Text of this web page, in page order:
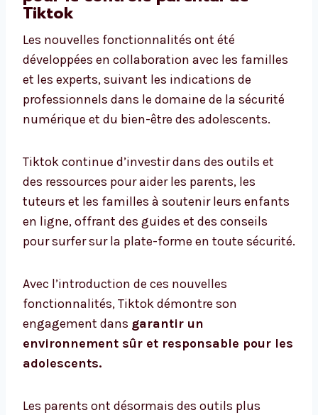
Tiktok
Les nouvelles fonctionnalités ont été
développées en collaboration avec les familles
et les experts, suivant les indications de
professionnels dans le domaine de la sécurité
numérique et du bien-être des adolescents.
Tiktok continue d’investir dans des outils et
des ressources pour aider les parents, les
tuteurs et les familles à soutenir leurs enfants
en ligne, offrant des guides et des conseils
pour surfer sur la plate-forme en toute sécurité.
Avec l’introduction de ces nouvelles
fonctionnalités, Tiktok démontre son
engagement dans garantir un
environnement sûr et responsable pour les
adolescents.
Les parents ont désormais des outils plus